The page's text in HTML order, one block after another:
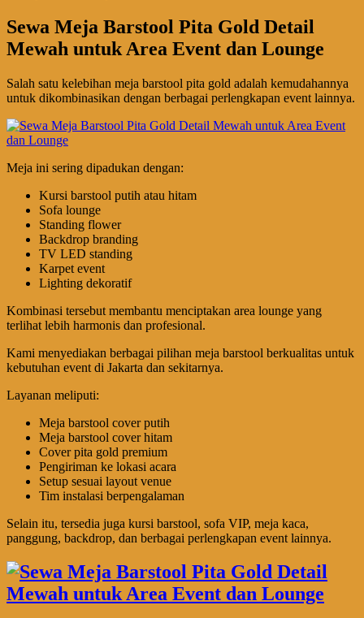
Sewa Meja Barstool Pita Gold Detail
Mewah untuk Area Event dan Lounge
Salah satu kelebihan meja barstool pita gold adalah kemudahannya
untuk dikombinasikan dengan berbagai perlengkapan event lainnya.
Meja ini sering dipadukan dengan:
Kursi barstool putih atau hitam
Sofa lounge
Standing flower
Backdrop branding
TV LED standing
Karpet event
Lighting dekoratif
Kombinasi tersebut membantu menciptakan area lounge yang
terlihat lebih harmonis dan profesional.
Kami menyediakan berbagai pilihan meja barstool berkualitas untuk
kebutuhan event di Jakarta dan sekitarnya.
Layanan meliputi:
Meja barstool cover putih
Meja barstool cover hitam
Cover pita gold premium
Pengiriman ke lokasi acara
Setup sesuai layout venue
Tim instalasi berpengalaman
Selain itu, tersedia juga kursi barstool, sofa VIP, meja kaca,
panggung, backdrop, dan berbagai perlengkapan event lainnya.